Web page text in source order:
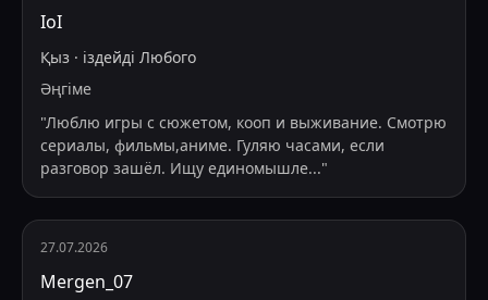
IoI
Қыз · іздейді Любого
Әңгіме
"Люблю игры с сюжетом, кооп и выживание. Смотрю
сериалы, фильмы,аниме. Гуляю часами, если
разговор зашёл. Ищу единомышле..."
27.07.2026
Mergen_07